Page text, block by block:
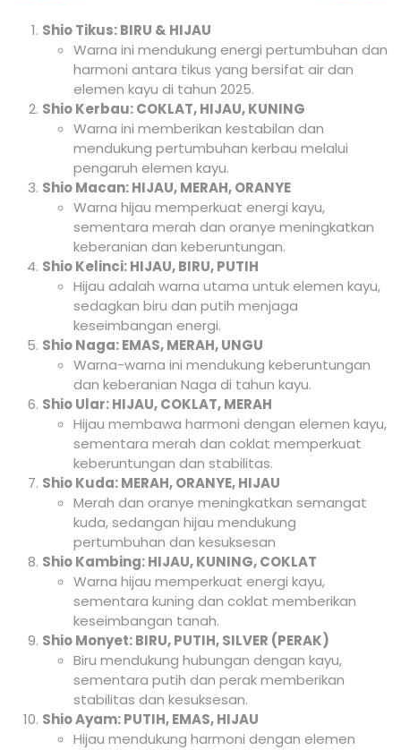
Shio Tikus: BIRU & HIJAU
Warna ini mendukung energi pertumbuhan dan
harmoni antara tikus yang bersifat air dan
elemen kayu di tahun 2025.
Shio Kerbau: COKLAT, HIJAU, KUNING
Warna ini memberikan kestabilan dan
mendukung pertumbuhan kerbau melalui
pengaruh elemen kayu.
Shio Macan: HIJAU, MERAH, ORANYE
Warna hijau memperkuat energi kayu,
sementara merah dan oranye meningkatkan
keberanian dan keberuntungan.
Shio Kelinci: HIJAU, BIRU, PUTIH
Hijau adalah warna utama untuk elemen kayu,
sedagkan biru dan putih menjaga
keseimbangan energi.
Shio Naga: EMAS, MERAH, UNGU
Warna-warna ini mendukung keberuntungan
dan keberanian Naga di tahun kayu.
Shio Ular: HIJAU, COKLAT, MERAH
Hijau membawa harmoni dengan elemen kayu,
sementara merah dan coklat memperkuat
keberuntungan dan stabilitas.
Shio Kuda: MERAH, ORANYE, HIJAU
Merah dan oranye meningkatkan semangat
kuda, sedangan hijau mendukung
pertumbuhan dan kesuksesan
Shio Kambing: HIJAU, KUNING, COKLAT
Warna hijau memperkuat energi kayu,
sementara kuning dan coklat memberikan
keseimbangan tanah.
Shio Monyet: BIRU, PUTIH, SILVER (PERAK)
Biru mendukung hubungan dengan kayu,
sementara putih dan perak memberikan
stabilitas dan kesuksesan.
Shio Ayam: PUTIH, EMAS, HIJAU
Hijau mendukung harmoni dengan elemen